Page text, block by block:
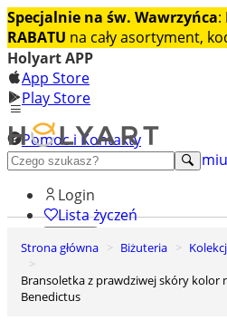
Specjalnie na św. Wawrzyńca:
RABATU na cały asortyment,
Holyart APP
App Store
Play Store
Pomoc i Kontakty
+48 222 922 860
Odkryj
Login
Lista życzeń
0
Strona główna Biżuteria
Bransoletka z prawdziwej skóry kolor niebieski i srebra 925, Pater, od
Benedictus